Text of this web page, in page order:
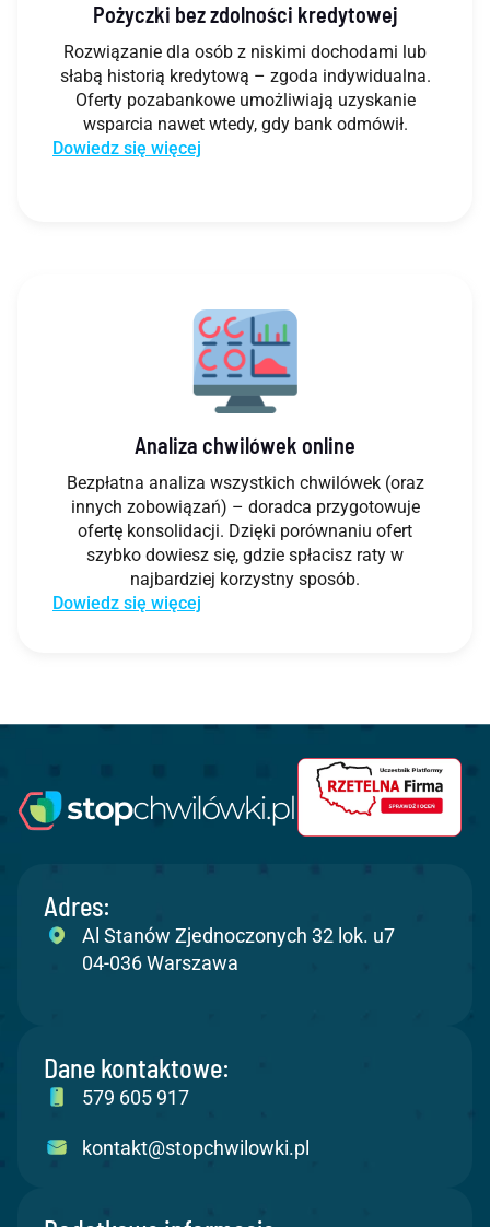
Pożyczki bez zdolności kredytowej
Rozwiązanie dla osób z niskimi dochodami lub
słabą historią kredytową – zgoda indywidualna.
Oferty pozabankowe umożliwiają uzyskanie
wsparcia nawet wtedy, gdy bank odmówił.
Dowiedz się więcej
Analiza chwilówek online
Bezpłatna analiza wszystkich chwilówek (oraz
innych zobowiązań) – doradca przygotowuje
ofertę konsolidacji. Dzięki porównaniu ofert
szybko dowiesz się, gdzie spłacisz raty w
najbardziej korzystny sposób.
Dowiedz się więcej
Adres:
Al Stanów Zjednoczonych 32 lok. u7
04-036 Warszawa
Dane kontaktowe:
579 605 917
kontakt@stopchwilowki.pl